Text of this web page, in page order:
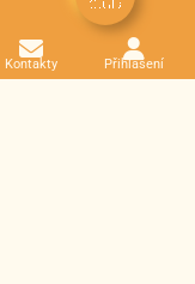
Kontakty Přihlášení